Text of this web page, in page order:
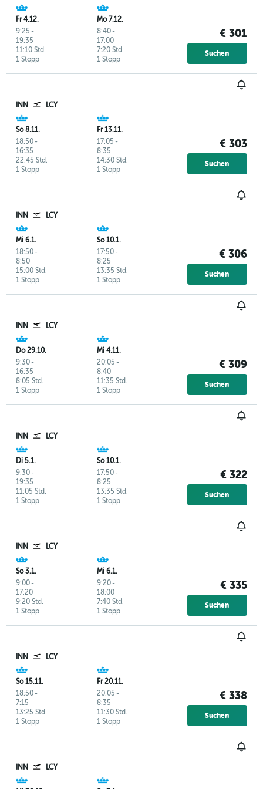
Fr 4.12.
9:25 -
19:35
1 Stopp
11:10 Std.
Mo 7.12.
8:40-
17:00
1 Stopp
7:20 Std.
€ 301
Suchen
INN LCY
So 8.11.
18:50-
16:35
1 Stopp
22:45 Std.
Fr 13.11.
17:05 -
8:35
1 Stopp
14:30 Std.
€ 303
Suchen
INN LCY
Mi 6.1.
18:50-
8:50
1 Stopp
15:00 Std.
So 10.1.
17:50-
8:25
1 Stopp
13:35 Std.
€ 306
Suchen
INN LCY
Do 29.10.
9:30-
16:35
1 Stopp
8:05 Std.
Mi 4.11.
20:05 -
8:40
1 Stopp
11:35 Std.
€ 309
Suchen
INN LCY
Di 5.1.
9:30-
19:35
1 Stopp
11:05 Std.
So 10.1.
17:50-
8:25
1 Stopp
13:35 Std.
€ 322
Suchen
INN LCY
So 3.1.
9:00-
17:20
1 Stopp
9:20 Std.
Mi 6.1.
9:20-
18:00
1 Stopp
7:40 Std.
€ 335
Suchen
INN LCY
So 15.11.
18:50-
7:15
1 Stopp
13:25 Std.
Fr 20.11.
20:05 -
8:35
1 Stopp
11:30 Std.
€ 338
Suchen
INN LCY